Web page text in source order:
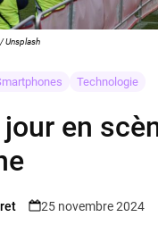
Unsplash
Technologie
en
25 novembre 2024